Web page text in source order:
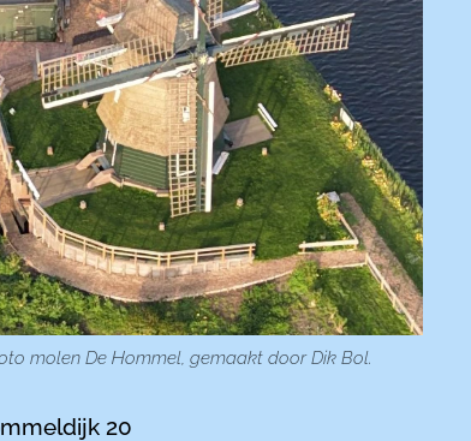
molen De Hommel, gemaakt door Dik Bol.
20